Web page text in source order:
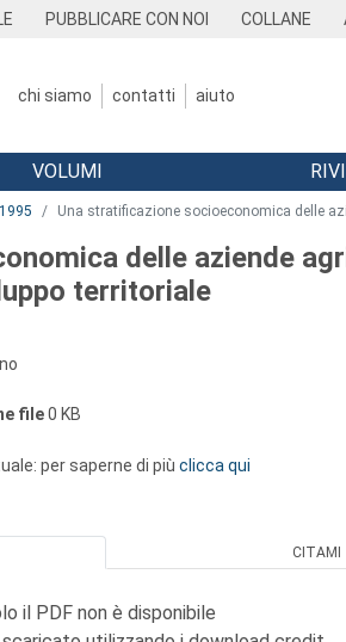
PUBBLICARE CON NOI COLLANE
chi siamo contatti aiuto
VOLUMI
1995 Una stratificazione socioeconomica delle
delle aziende
territoriale
file0 KB
per saperne di più clicca qui
CITAMI
il PDF non è disponibile